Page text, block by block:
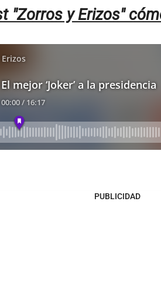
"Zorros y Erizos"
PUBLICIDAD